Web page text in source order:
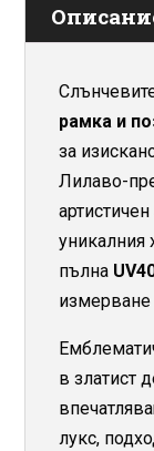
рамка и
за
Лилаво-
уникалния
пълна
в златист
лукс,